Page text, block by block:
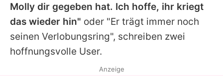
Molly dir gegeben hat. Ich hoffe, ihr kriegt
das wieder hin" oder "Er trägt immer noch
seinen Verlobungsring", schreiben zwei
hoffnungsvolle User.
Anzeige